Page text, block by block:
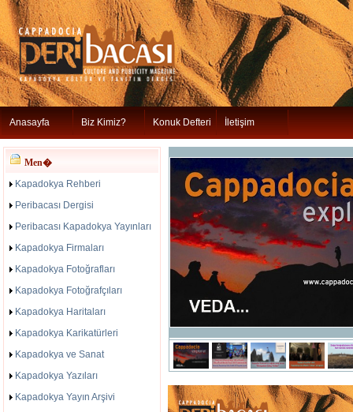
Anasayfa Biz Kimiz? Konuk Defteri İletişim
Men�
Kapadokya Rehberi
Peribacası Dergisi
Peribacası Kapadokya Yayınları
Kapadokya Firmaları
Kapadokya Fotoğrafları
Kapadokya Fotoğrafçıları
Kapadokya Haritaları
Kapadokya Karikatürleri
Kapadokya ve Sanat
Kapadokya Yazıları
Kapadokya Yayın Arşivi